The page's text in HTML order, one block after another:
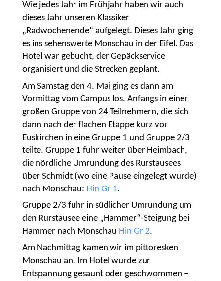
Wie jedes Jahr im Frühjahr haben wir auch
dieses Jahr unseren Klassiker
„Radwochenende“ aufgelegt. Dieses Jahr ging
es ins sehenswerte Monschau in der Eifel. Das
Hotel war gebucht, der Gepäckservice
organisiert und die Strecken geplant.
Am Samstag den 4. Mai ging es dann am
Vormittag vom Campus los. Anfangs in einer
großen Gruppe von 24 Teilnehmern, die sich
dann nach der flachen Etappe kurz vor
Euskirchen in eine Gruppe 1 und Gruppe 2/3
teilte. Gruppe 1 fuhr weiter über Heimbach,
die nördliche Umrundung des Rurstausees
über Schmidt (wo eine Pause eingelegt wurde)
nach Monschau: Hin Gr 1.
Gruppe 2/3 fuhr in südlicher Umrundung um
den Rurstausee eine „Hammer“-Steigung bei
Hammer nach Monschau Hin Gr 2.
Am Nachmittag kamen wir im pittoresken
Monschau an. Im Hotel wurde zur
Entspannung gesaunt oder geschwommen –